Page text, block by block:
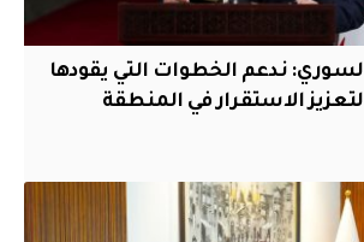
السوري: ندعم الخطوات التي يقودها
الاستقرار في المنطقة